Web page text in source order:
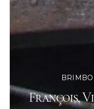
François,